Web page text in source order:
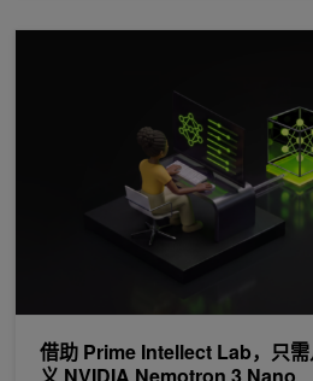
借助 Prime Intellect Lab，只
借助 Prime Intellect Lab，只需几分